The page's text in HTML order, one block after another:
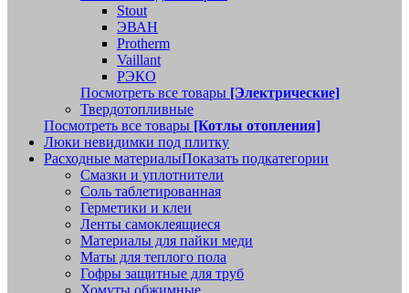
Stout
ЭВАН
Protherm
Vaillant
РЭКО
Посмотреть все товары [Электрические]
Твердотопливные
Посмотреть все товары [Котлы отопления]
Люки невидимки под плитку
Расходные материалыПоказать подкатегории
Смазки и уплотнители
Соль таблетированная
Герметики и клеи
Ленты самоклеящиеся
Материалы для пайки меди
Маты для теплого пола
Гофры защитные для труб
Хомуты обжимные